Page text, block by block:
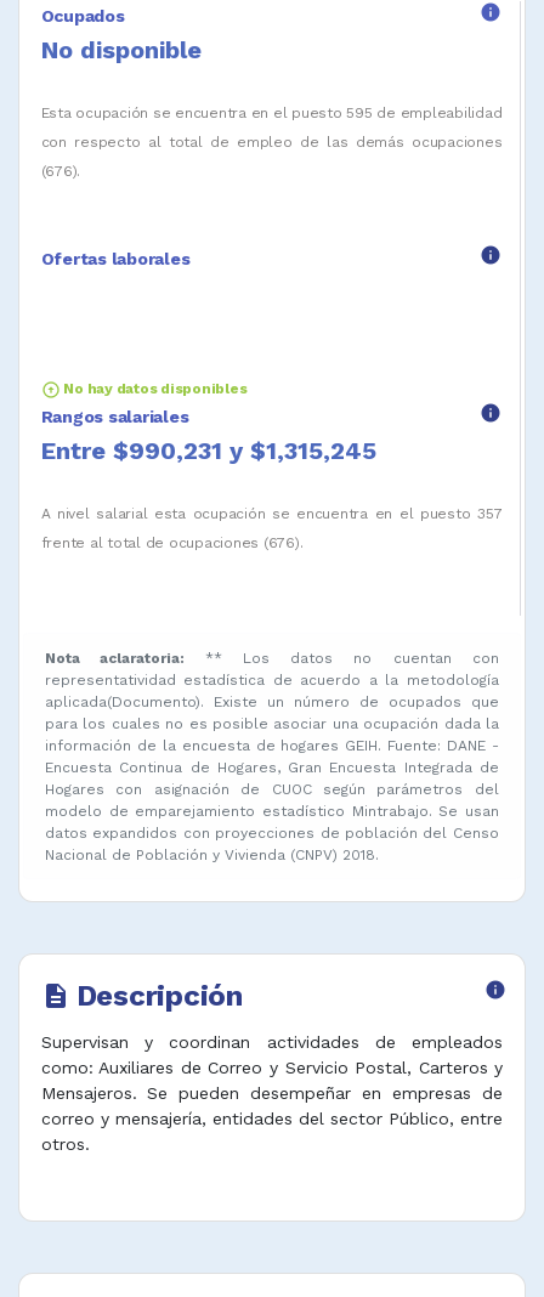
Ocupados info
No disponible
Esta ocupación se encuentra en el puesto 595 de empleabilidad
con respecto al total de empleo de las demás ocupaciones
(676).
Ofertas laborales info
arrow_circle_up No hay datos disponibles
Rangos salariales info
Entre $990,231 y $1,315,245
A nivel salarial esta ocupación se encuentra en el puesto 357
frente al total de ocupaciones (676).
Nota aclaratoria:
** Los datos no cuentan con
representatividad estadística de acuerdo a la metodología
aplicada(Documento). Existe un número de ocupados que
para los cuales no es posible asociar una ocupación dada la
información de la encuesta de hogares GEIH. Fuente: DANE -
Encuesta Continua de Hogares, Gran Encuesta Integrada de
Hogares con asignación de CUOC según parámetros del
modelo de emparejamiento estadístico Mintrabajo. Se usan
datos expandidos con proyecciones de población del Censo
Nacional de Población y Vivienda (CNPV) 2018.
description Descripción info
Supervisan y coordinan actividades de empleados
como: Auxiliares de Correo y Servicio Postal, Carteros y
Mensajeros. Se pueden desempeñar en empresas de
correo y mensajería, entidades del sector Público, entre
otros.